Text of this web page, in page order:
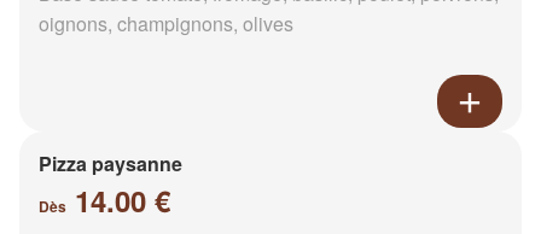
oignons, champignons, olives
Pizza paysanne
Dès 14.00 €